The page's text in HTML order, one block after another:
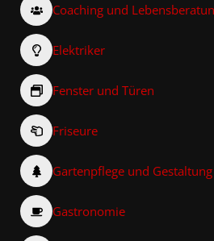
Coaching und
Elektriker
Fenster und Türen
Friseure
Gartenpflege und Gestaltung
Gastronomie